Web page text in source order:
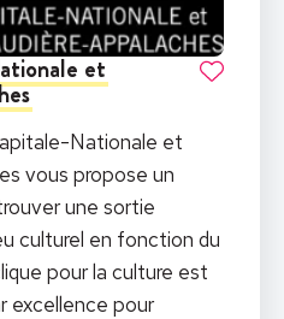
et
Nationale et
vous propose un
une sortie
culturel en fonction du
pour la culture est
excellence pour